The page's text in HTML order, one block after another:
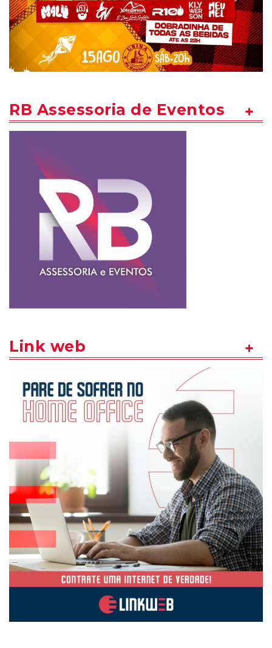
RB Assessoria de Eventos
Link web